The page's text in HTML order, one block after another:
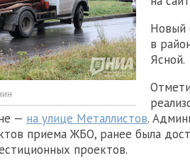
Новый
в
Ясной.
— на улице Металлистов.
приема ЖБО, ранее была
проектов.